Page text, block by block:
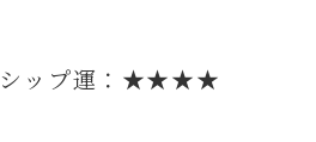
シップ運：★★★★